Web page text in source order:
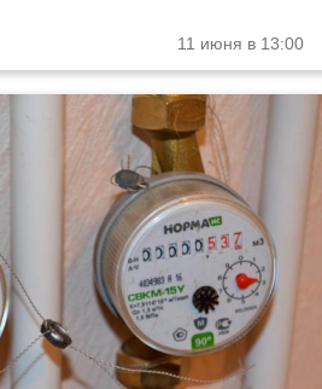
11 июня в 13:00